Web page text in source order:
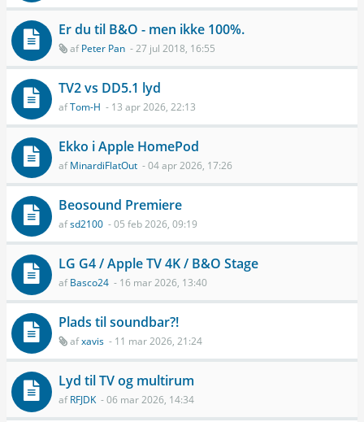
Er du til B&O - men ikke 100%.
afPeter Pan - 27 jul 2018, 16:55
TV2 vs DD5.1 lyd
afTom-H - 13 apr 2026, 22:13
Ekko i Apple HomePod
afMinardiFlatOut - 04 apr 2026, 17:26
Beosound Premiere
afsd2100 - 05 feb 2026, 09:19
LG G4 / Apple TV 4K / B&O Stage
afBasco24 - 16 mar 2026, 13:40
Plads til soundbar?!
afxavis - 11 mar 2026, 21:24
Lyd til TV og multirum
afRFJDK - 06 mar 2026, 14:34